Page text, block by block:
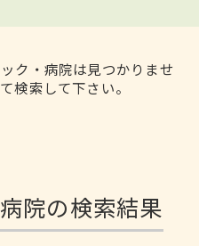
ク・病院は見つかりませ
検索して下さい。
院の検索結果